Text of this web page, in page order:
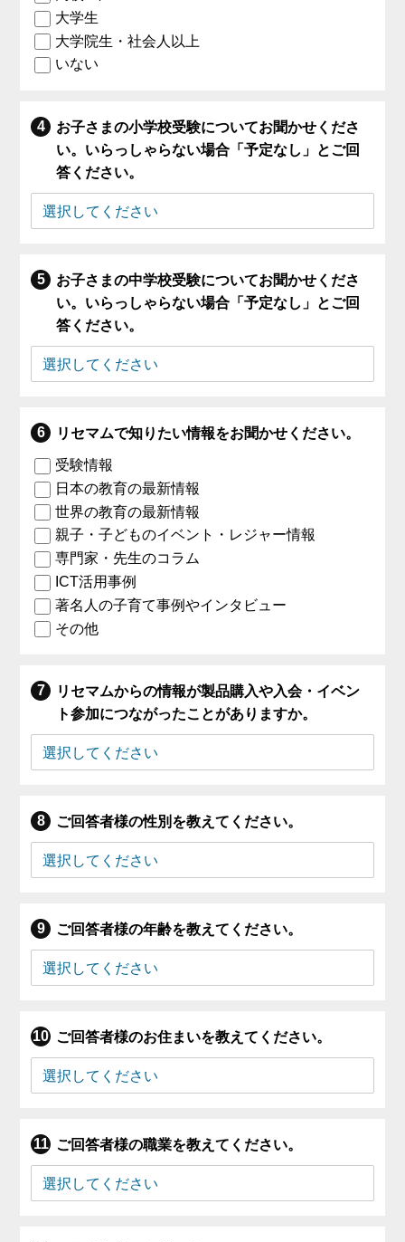
大学生
大学院生・社会人以上
いない
お子さまの小学校受験についてお聞かせくださ
い。いらっしゃらない場合「予定なし」とご回
答ください。
お子さまの中学校受験についてお聞かせくださ
い。いらっしゃらない場合「予定なし」とご回
答ください。
リセマムで知りたい情報をお聞かせください。
受験情報
日本の教育の最新情報
世界の教育の最新情報
親子・子どものイベント・レジャー情報
専門家・先生のコラム
ICT活用事例
著名人の子育て事例やインタビュー
その他
リセマムからの情報が製品購入や入会・イベン
ト参加につながったことがありますか。
ご回答者様の性別を教えてください。
ご回答者様の年齢を教えてください。
ご回答者様のお住まいを教えてください。
ご回答者様の職業を教えてください。